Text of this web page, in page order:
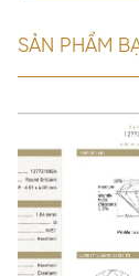
SẢN PHẨM